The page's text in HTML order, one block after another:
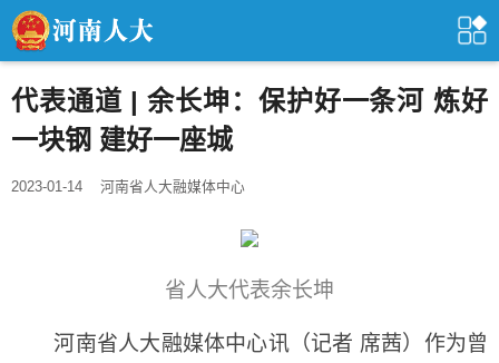
代表通道 | 余长坤：保护好一条河 炼好
一块钢 建好一座城
2023-01-14 河南省人大融媒体中心
省人大代表余长坤
河南省人大融媒体中心讯（记者 席茜）作为曾